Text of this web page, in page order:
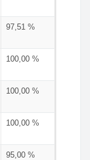
97,51 %
100,00 %
100,00 %
100,00 %
95,00 %